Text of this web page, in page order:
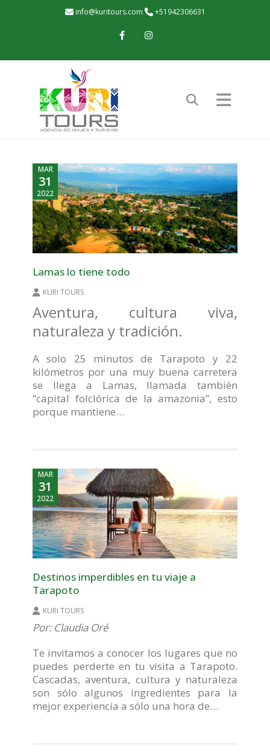
info@kuritours.com +51942306631
FacebookInstagram
MAR
31
2022
Lamas lo tiene todo
KURI TOURS
Aventura, cultura viva,
naturaleza y tradición.
A solo 25 minutos de Tarapoto y 22
kilómetros por una muy buena carretera
se llega a Lamas, llamada también
“capital folclórica de la amazonia”, esto
porque mantiene…
MAR
31
2022
Destinos imperdibles en tu viaje a
Tarapoto
KURI TOURS
Por: Claudia Oré
Te invitamos a conocer los lugares que no
puedes perderte en tu visita a Tarapoto.
Cascadas, aventura, cultura y naturaleza
son sólo algunos ingredientes para la
mejor experiencia a sólo una hora de…